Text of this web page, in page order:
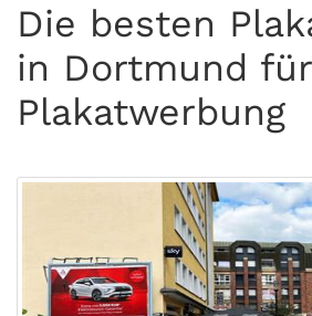
Die besten
in Dortmund für
Plakatwerbung